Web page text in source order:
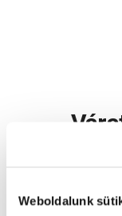
Weboldalunk